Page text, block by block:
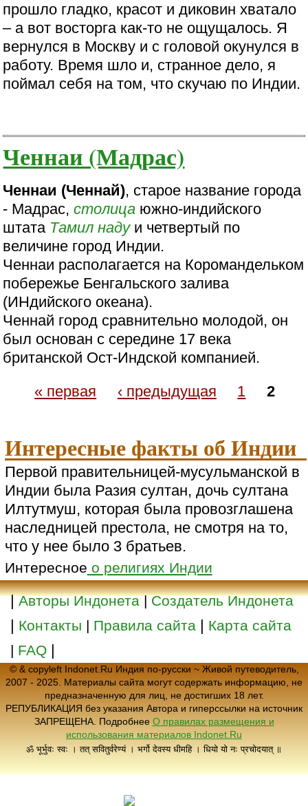
прошло гладко, красот и диковин хватало
– а вот восторга как-то не ощущалось. Я
вернулся в Москву и с головой окунулся в
работу. Время шло и, странное дело, я
поймал себя на том, что скучаю по Индии.
Ченнаи (Мадрас)
Ченнаи (Ченнай), старое название города
- Мадрас,столица южно-индийского
штата Тамил надуи четвертый по
величине город Индии.
Ченнаи располагается на Коромандельком
побережье Бенгальского залива
(ИНдийского океана).
Ченнай город сравнительно молодой, он
был основан с середине 17 века
британской Ост-Индской компанией.
« первая
‹ предыдущая 1 2
Интересные факты об Индии
Первой правительницей-мусульманской в
Индии была Разия султан, дочь султана
Илтутмуш, которая была провозглашена
наследницей престола, не смотря на то,
что у нее было 3 братьев.
Интересное о религиях Индии
|Авторы Индонета|Создатель Индонета
| Контакты | Правила сайта | Карта сайта
| FAQ |
© & copyleft Indonet.Ru Индия по-русски ~ Живой путеводитель,
2007 - 2025. Материалы сайта могут содержать информацию, не
предназначенную для лиц, не достигших 18 лет.
РЕПУБЛИКАЦИЯ без указания Автора и гиперссылки на источник
ЗАПРЕЩЕНА. Подробнее О правилах размещения и
использования материалов Indonet.Ru
ॐ भूर्भुवः स्वः । तत् सवितुर्वरेण्यं । भर्गो देवस्य धीमहि । धियो यो नः प्रचोदयात् ॥